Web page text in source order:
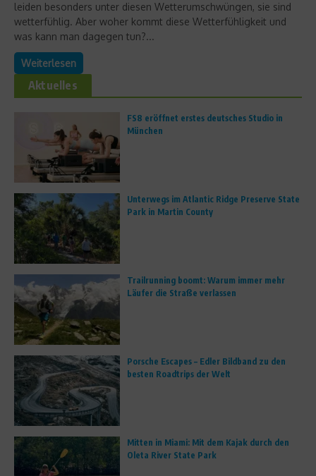
leiden besonders unter diesen Wetterumschwüngen, sie sind
wetterfühlig. Aber woher kommt diese Wetterfühligkeit und
was kann man dagegen tun?...
Weiterlesen
Aktuelles
FS8 eröffnet erstes deutsches Studio in
München
Unterwegs im Atlantic Ridge Preserve State
Park in Martin County
Trailrunning boomt: Warum immer mehr
Läufer die Straße verlassen
Porsche Escapes – Edler Bildband zu den
besten Roadtrips der Welt
Mitten in Miami: Mit dem Kajak durch den
Oleta River State Park